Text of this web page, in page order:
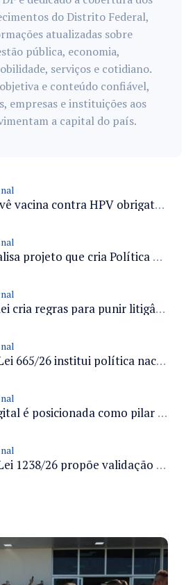
do Distrito Federal,
atualizadas sobre
pública, economia,
serviços e cotidiano.
e conteúdo confiável,
empresas e instituições aos
a capital do país.
Projeto prevê vacina contra HPV obrigatória e testes moleculares para rastreamento do câncer do colo do útero
Câmara analisa projeto que cria Política Nacional de Qualificação e Valorização da Preceptoria na Residência Médica
Projeto de lei cria regras para punir litigância abusiva reversa e integrar sistemas do Judiciário
Projeto de Lei 665/26 institui política nacional para prevenção ao transfeminicídio e prevê medidas de proteção e reparação
Inclusão digital é posicionada como pilar essencial da reurbanização de favelas e periferias
Projeto de Lei 1238/26 propõe validação automática do Cadastro Ambiental Rural para imóveis de até quatro módulos fiscais